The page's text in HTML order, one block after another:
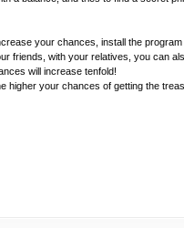
your chances, install the program
friends, with your relatives, you can
will increase tenfold!
higher your chances of getting the